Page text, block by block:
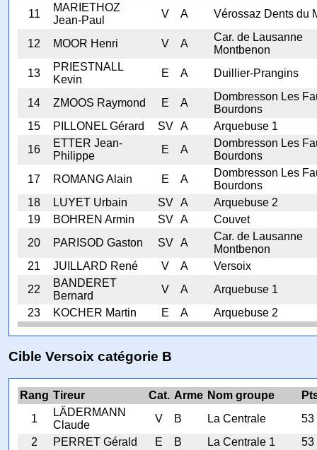
11
MARIETHOZ
Jean-Paul
V A Vérossaz Dents du
12 MOOR Henri V A
Car. de Lausanne
Montbenon
13
PRIESTNALL
Kevin
E A Duillier-Prangins
14 ZMOOS Raymond E A
Dombresson Les
Bourdons
15
PILLONEL Gérard SV A
Arquebuse 1
16
ETTER Jean-
Philippe
E A
Dombresson Les
Bourdons
17
ROMANG Alain E A
Dombresson Les
Bourdons
18
LUYET Urbain SV A
Arquebuse 2
19
BOHREN Armin SV A
Couvet
20
PARISOD Gaston SV A
Car. de Lausanne
Montbenon
21
JUILLARD René V A
Versoix
22
BANDERET
Bernard
V A
Arquebuse 1
23
KOCHER Martin E A Arquebuse 2
Cible Versoix catégorie B
Rang Tireur Cat. Arme Nom groupe
1
LÄDERMANN
Claude
V B La Centrale
53
2
PERRET Gérald E B La Centrale 1
53